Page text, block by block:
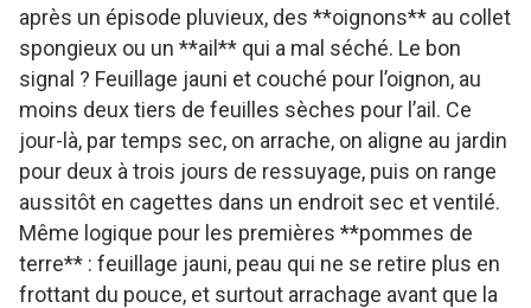
après un épisode pluvieux, des **oignons** au collet
spongieux ou un **ail** qui a mal séché. Le bon
signal ? Feuillage jauni et couché pour l’oignon, au
moins deux tiers de feuilles sèches pour l’ail. Ce
jour-là, par temps sec, on arrache, on aligne au jardin
pour deux à trois jours de ressuyage, puis on range
aussitôt en cagettes dans un endroit sec et ventilé.
Même logique pour les premières **pommes de
terre** : feuillage jauni, peau qui ne se retire plus en
frottant du pouce, et surtout arrachage avant que la